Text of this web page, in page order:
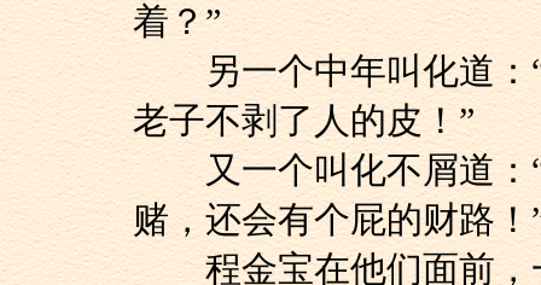
着？”
另一个中年叫化道：“
老子不剥了人的皮！”
又一个叫化不屑道：“
赌，还会有个屁的财路！
程金宝在他们面前，